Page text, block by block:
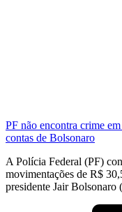
PF não encontra crime
contas de Bolsonaro
A Polícia Federal (PF)
movimentações de R$
presidente Jair Bolsonaro